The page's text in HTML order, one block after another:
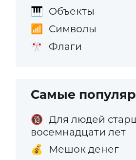
🎹 Объекты
📶 Символы
🎌 Флаги
Самые
🔞 Для людей
восемнадцати лет
💰 Мешок денег